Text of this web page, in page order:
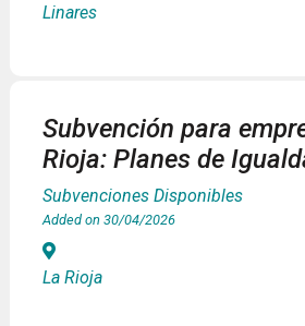
Linares
Subvención para
Rioja: Planes de
Subvenciones Disponibles
Added on 30/04/2026
La Rioja